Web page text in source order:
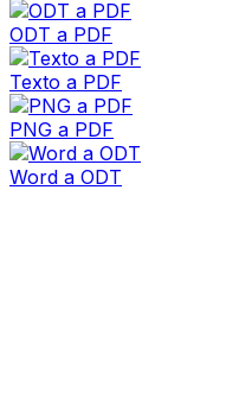
ODT a PDF
Texto a PDF
PNG a PDF
Word a ODT